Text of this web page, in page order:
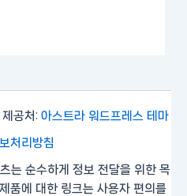
공처: 아스트라 워드프레스 테마
처리방침
는 순수하게 정보 전달을 위한 목
품에 대한 링크는 사용자 편의를